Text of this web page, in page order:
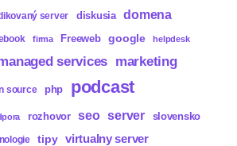
server diskusia domena
firma Freeweb google helpdesk
services marketing
source php podcast
rozhovor seo server slovensko
tipy virtualny server